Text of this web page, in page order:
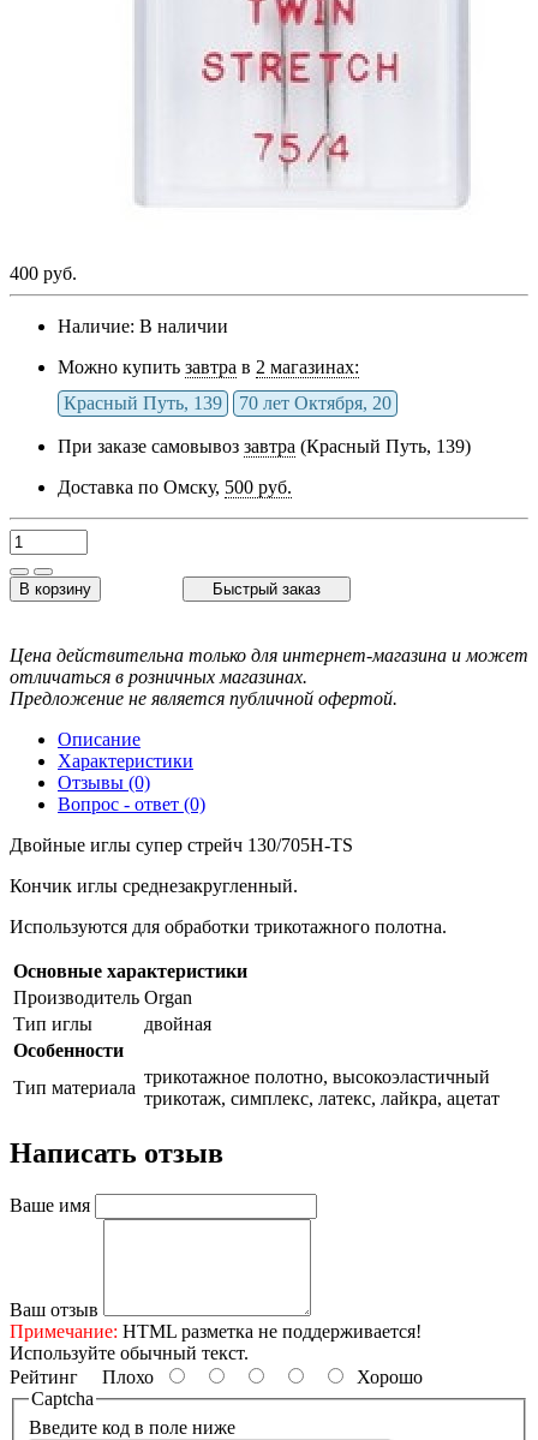
400 руб.
Наличие: В наличии
Можно купить завтра в 2 магазинах:
Красный Путь, 139
70 лет Октября, 20
При заказе самовывоз завтра (Красный Путь, 139)
Доставка по Омску, 500 руб.
В корзину Быстрый заказ
Цена действительна только для интернет-магазина и может
отличаться в розничных магазинах.
Предложение не является публичной офертой.
Описание
Характеристики
Отзывы (0)
Вопрос - ответ (0)
Двойные иглы супер стрейч 130/705H-TS
Кончик иглы среднезакругленный.
Используются для обработки трикотажного полотна.
Основные характеристики
Производитель Organ
Тип иглы
двойная
Особенности
Тип материала
трикотажное полотно, высокоэластичный
трикотаж, симплекс, латекс, лайкра, ацетат
Написать отзыв
Ваше имя
Ваш отзыв
Примечание: HTML разметка не поддерживается!
Используйте обычный текст.
Рейтинг Плохо
Хорошо
Captcha
Введите код в поле ниже